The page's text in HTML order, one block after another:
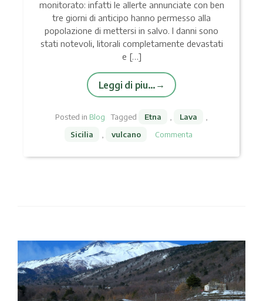
monitorato: infatti le allerte annunciate con ben
tre giorni di anticipo hanno permesso alla
popolazione di mettersi in salvo. I danni sono
stati notevoli, litorali completamente devastati
e […]
Leggi di piu…
Posted in Blog Tagged Etna Lava
Sicilia
vulcano Commenta